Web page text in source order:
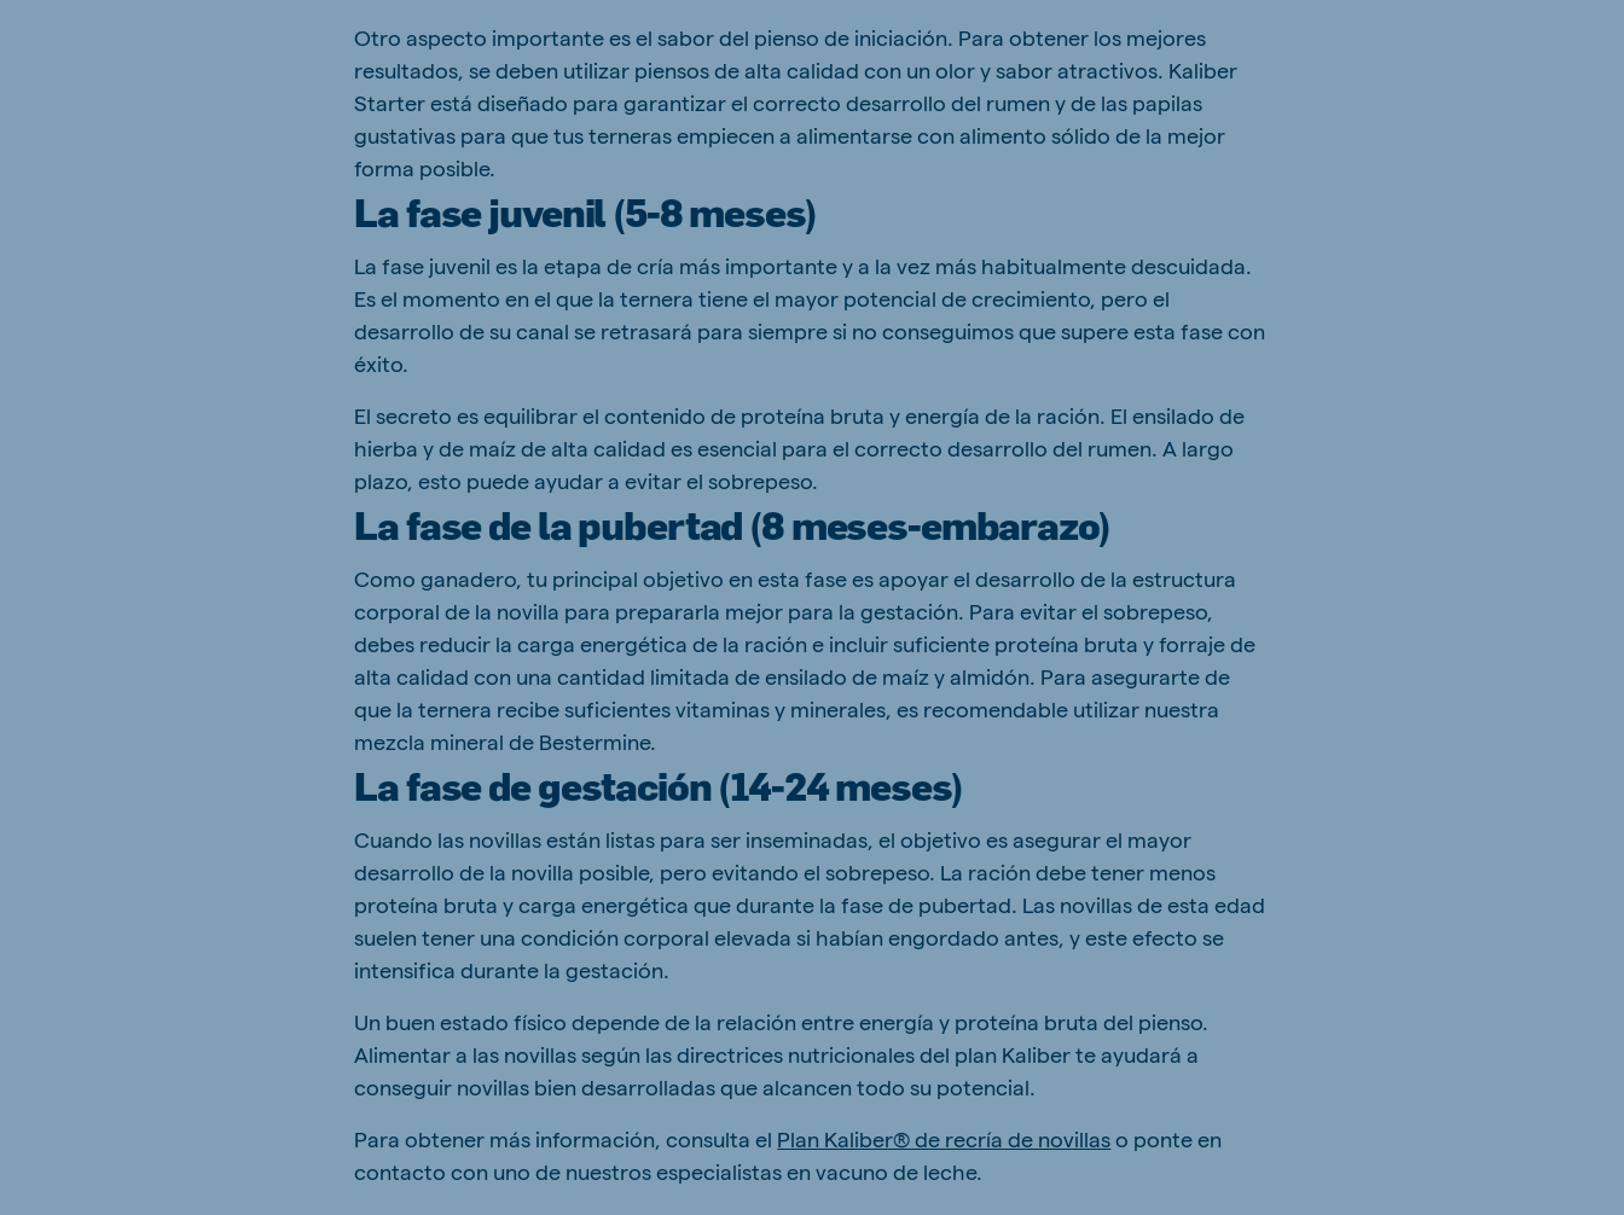
Otro aspecto importante es el sabor del pienso de iniciación. Para obtener los mejores
resultados, se deben utilizar piensos de alta calidad con un olor y sabor atractivos. Kaliber
Starter está diseñado para garantizar el correcto desarrollo del rumen y de las papilas
gustativas para que tus terneras empiecen a alimentarse con alimento sólido de la mejor
forma posible.
La fase juvenil (5-8 meses)
La fase juvenil es la etapa de cría más importante y a la vez más habitualmente descuidada.
Es el momento en el que la ternera tiene el mayor potencial de crecimiento, pero el
desarrollo de su canal se retrasará para siempre si no conseguimos que supere esta fase con
éxito.
El secreto es equilibrar el contenido de proteína bruta y energía de la ración. El ensilado de
hierba y de maíz de alta calidad es esencial para el correcto desarrollo del rumen. A largo
plazo, esto puede ayudar a evitar el sobrepeso.
La fase de la pubertad (8 meses-embarazo)
Como ganadero, tu principal objetivo en esta fase es apoyar el desarrollo de la estructura
corporal de la novilla para prepararla mejor para la gestación. Para evitar el sobrepeso,
debes reducir la carga energética de la ración e incluir suficiente proteína bruta y forraje de
alta calidad con una cantidad limitada de ensilado de maíz y almidón. Para asegurarte de
que la ternera recibe suficientes vitaminas y minerales, es recomendable utilizar nuestra
mezcla mineral de Bestermine.
La fase de gestación (14-24 meses)
Cuando las novillas están listas para ser inseminadas, el objetivo es asegurar el mayor
desarrollo de la novilla posible, pero evitando el sobrepeso. La ración debe tener menos
proteína bruta y carga energética que durante la fase de pubertad. Las novillas de esta edad
suelen tener una condición corporal elevada si habían engordado antes, y este efecto se
intensifica durante la gestación.
Un buen estado físico depende de la relación entre energía y proteína bruta del pienso.
Alimentar a las novillas según las directrices nutricionales del plan Kaliber te ayudará a
conseguir novillas bien desarrolladas que alcancen todo su potencial.
Para obtener más información, consulta el Plan Kaliber® de recría de novillaso ponte en
contacto con uno de nuestros especialistas en vacuno de leche.